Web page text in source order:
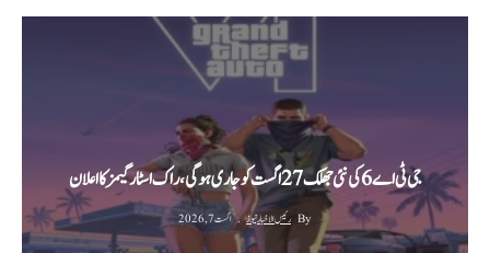
جی ٹی اے 6 کی نئی جھلک 27 اگست کو جاری ہوگی، راک اسٹار گیمز کا اعلان
By رئیس الاخبار نیوز اگست 7, 2026